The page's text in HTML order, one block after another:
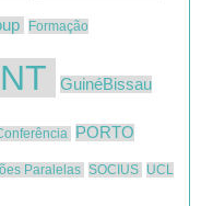
Formação
GuinéBissau
PORTO
Paralelas SOCIUS UCL